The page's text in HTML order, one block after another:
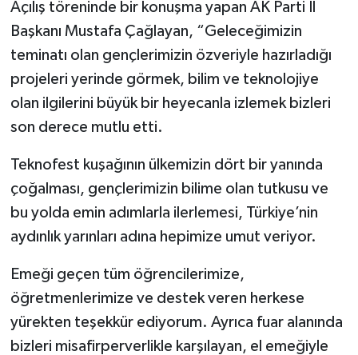
Açılış töreninde bir konuşma yapan AK Parti İl
Başkanı Mustafa Çağlayan, “Geleceğimizin
teminatı olan gençlerimizin özveriyle hazırladığı
projeleri yerinde görmek, bilim ve teknolojiye
olan ilgilerini büyük bir heyecanla izlemek bizleri
son derece mutlu etti.
Teknofest kuşağının ülkemizin dört bir yanında
çoğalması, gençlerimizin bilime olan tutkusu ve
bu yolda emin adımlarla ilerlemesi, Türkiye’nin
aydınlık yarınları adına hepimize umut veriyor.
Emeği geçen tüm öğrencilerimize,
öğretmenlerimize ve destek veren herkese
yürekten teşekkür ediyorum. Ayrıca fuar alanında
bizleri misafirperverlikle karşılayan, el emeğiyle